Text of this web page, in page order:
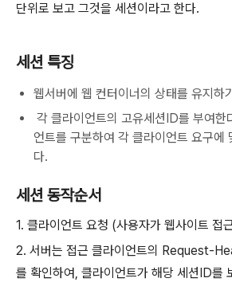
단위로 보고 그것을 세션이라고 한다.
세션 특징
웹서버에 웹 컨터이너의 상태를 유지하
각 클라이언트의 고유세션ID를 부여한
언트를 구분하여 각 클라이언트 요구에
다.
세션 동작순서
1. 클라이언트 요청 (사용자가 웹사이트 접
2. 서버는 접근 클라이언트의 Request-
를 확인하여, 클라이언트가 해당 세션ID를